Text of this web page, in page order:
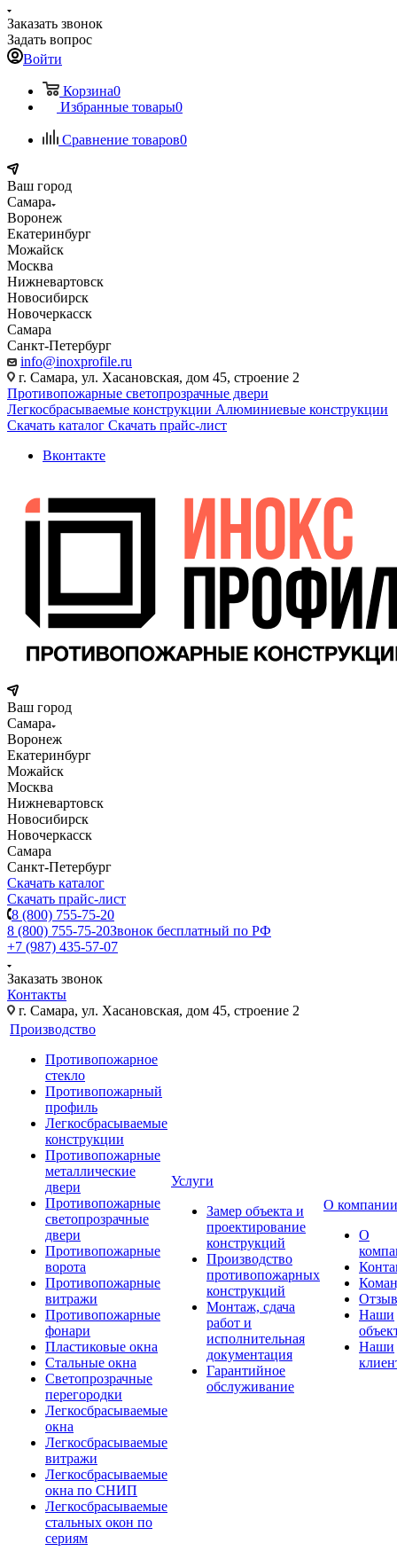
Заказать звонок
Задать вопрос
Войти
Корзина0
Избранные товары0
Сравнение товаров0
Ваш город
Самара
Воронеж
Екатеринбург
Можайск
Москва
Нижневартовск
Новосибирск
Новочеркасск
Самара
Санкт-Петербург
info@inoxprofile.ru
г. Самара, ул. Хасановская, дом 45, строение 2
Противопожарные светопрозрачные двери
Легкосбрасываемые конструкции Алюминиевые конструкции
Скачать каталог Скачать прайс-лист
Вконтакте
Ваш город
Самара
Воронеж
Екатеринбург
Можайск
Москва
Нижневартовск
Новосибирск
Новочеркасск
Самара
Санкт-Петербург
Скачать каталог
Скачать прайс-лист
8 (800) 755-75-20
8 (800) 755-75-20Звонок бесплатный по РФ
+7 (987) 435-57-07
Заказать звонок
Контакты
г. Самара, ул. Хасановская, дом 45, строение 2
Производство
Противопожарное
стекло
Противопожарный
профиль
Легкосбрасываемые
конструкции
Противопожарные
металлические
двери
Противопожарные
светопрозрачные
двери
Противопожарные
ворота
Противопожарные
витражи
Противопожарные
фонари
Пластиковые окна
Стальные окна
Светопрозрачные
перегородки
Легкосбрасываемые
окна
Легкосбрасываемые
витражи
Легкосбрасываемые
окна по СНИП
Легкосбрасываемые
стальных окон по
сериям
Услуги
Замер объекта и
проектирование
конструкций
Производство
противопожарных
конструкций
Монтаж, сдача
работ и
исполнительная
документация
Гарантийное
обслуживание
О компании
О
Наши
Наши